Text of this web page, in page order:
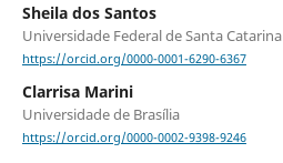
Sheila dos Santos
Universidade Federal de Santa Catarina
https://orcid.org/0000-0001-6290-6367
Clarrisa Marini
Universidade de Brasília
https://orcid.org/0000-0002-9398-9246